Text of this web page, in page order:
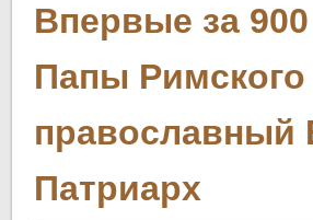
Впервые за
Папы Римского
православный
Патриарх